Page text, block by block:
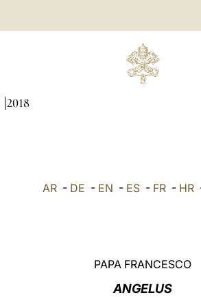
2018
AR- DE - EN - ES- FR- HR
PAPA FRANCESCO
ANGELUS